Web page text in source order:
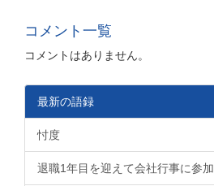
コメント一覧
コメントはありません。
最新の語録
忖度
退職1年目を迎えて会社行事に参加